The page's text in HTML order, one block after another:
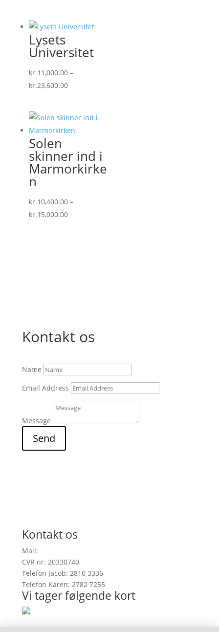
kr.20,400.00
Lysets
Universitet
kr.11,000.00 –
kr.23,600.00Prisinterval:
kr.23,600.00
Solen
skinner ind i
Marmorkirke
n
kr.10,400.00 –
kr.15,000.00Prisinterval:
Kontakt os
Name
Email Address
Message
Send
Kontakt os
Mail:
CVR nr: 20330740
Telefon Jacob: 2810 3336
Telefon Karen: 2782 7255
Vi tager følgende kort